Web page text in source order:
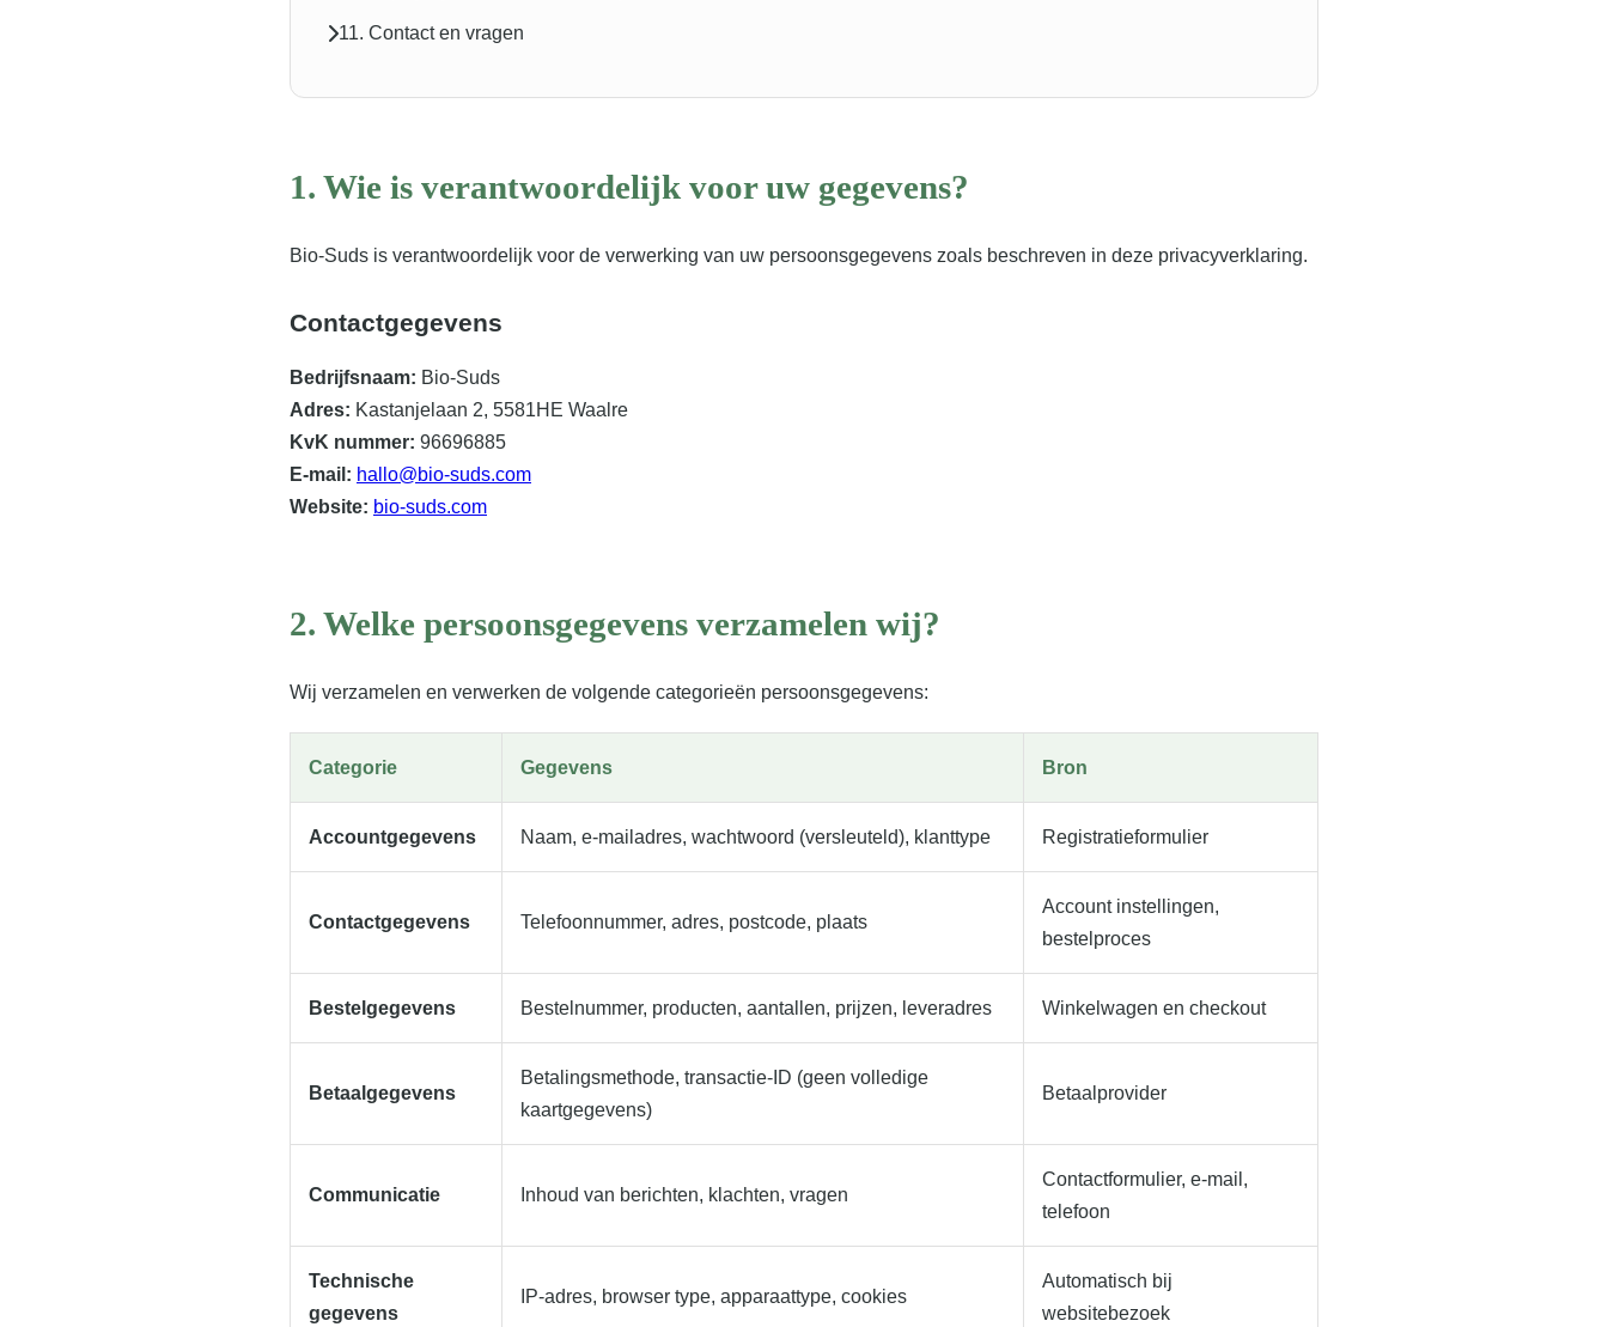
11. Contact en vragen
1. Wie is verantwoordelijk voor uw gegevens?
Bio-Suds is verantwoordelijk voor de verwerking van uw persoonsgegevens zoals beschreven in deze privacyverklaring.
Contactgegevens
Bedrijfsnaam: Bio-Suds
Adres: Kastanjelaan 2, 5581HE Waalre
KvK nummer: 96696885
E-mail: hallo@bio-suds.com
Website: bio-suds.com
2. Welke persoonsgegevens verzamelen wij?
Wij verzamelen en verwerken de volgende categorieën persoonsgegevens:
Categorie Gegevens Bron
Accountgegevens Naam, e-mailadres, wachtwoord (versleuteld), klanttype Registratieformulier
Contactgegevens Telefoonnummer, adres, postcode, plaats
Account instellingen,
bestelproces
Bestelgegevens Bestelnummer, producten, aantallen, prijzen, leveradres Winkelwagen en checkout
Betaalgegevens
Betalingsmethode, transactie-ID (geen volledige
kaartgegevens)
Betaalprovider
Communicatie Inhoud van berichten, klachten, vragen
Contactformulier, e-mail,
telefoon
Technische
gegevens
IP-adres, browser type, apparaattype, cookies
Automatisch bij
websitebezoek